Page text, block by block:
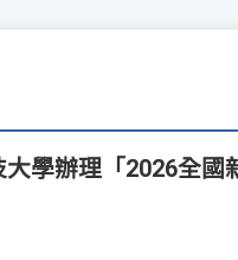
大學辦理「2026全